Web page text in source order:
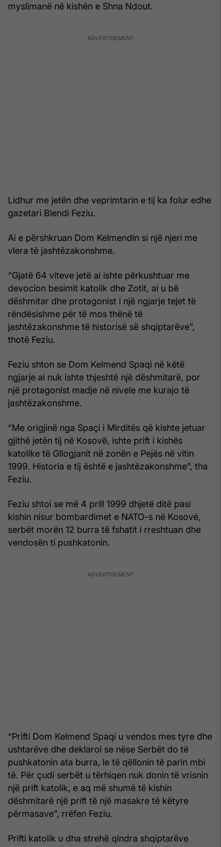
myslimanë në kishën e Shna Ndout.
Lidhur me jetën dhe veprimtarin e tij ka folur edhe
gazetari Blendi Feziu.
Ai e përshkruan Dom Kelmendin si një njeri me
vlera të jashtëzakonshme.
“Gjatë 64 viteve jetë ai ishte përkushtuar me
devocion besimit katolik dhe Zotit, ai u bë
dëshmitar dhe protagonist i një ngjarje tejet të
rëndësishme për të mos thënë të
jashtëzakonshme të historisë së shqiptarëve”,
thotë Feziu.
Feziu shton se Dom Kelmend Spaqi në këtë
ngjarje ai nuk ishte thjeshtë një dëshmitarë, por
një protagonist madje në nivele me kurajo të
jashtëzakonshme.
“Me origjinë nga Spaçi i Mirditës që kishte jetuar
gjithë jetën tij në Kosovë, ishte prift i kishës
katolike të Gllogjanit në zonën e Pejës në vitin
1999. Historia e tij është e jashtëzakonshme”, tha
Feziu.
Feziu shtoi se më 4 prill 1999 dhjetë ditë pasi
kishin nisur bombardimet e NATO-s në Kosovë,
serbët morën 12 burra të fshatit i rreshtuan dhe
vendosën ti pushkatonin.
“Prifti Dom Kelmend Spaqi u vendos mes tyre dhe
ushtarëve dhe deklaroi se nëse Serbët do të
pushkatonin ata burra, le të qëllonin të parin mbi
të. Për çudi serbët u tërhiqen nuk donin të vrisnin
një prift katolik, e aq më shumë të kishin
dëshmitarë një prift të një masakre të këtyre
përmasave”, rrëfen Feziu.
Prifti katolik u dha strehë qindra shqiptarëve